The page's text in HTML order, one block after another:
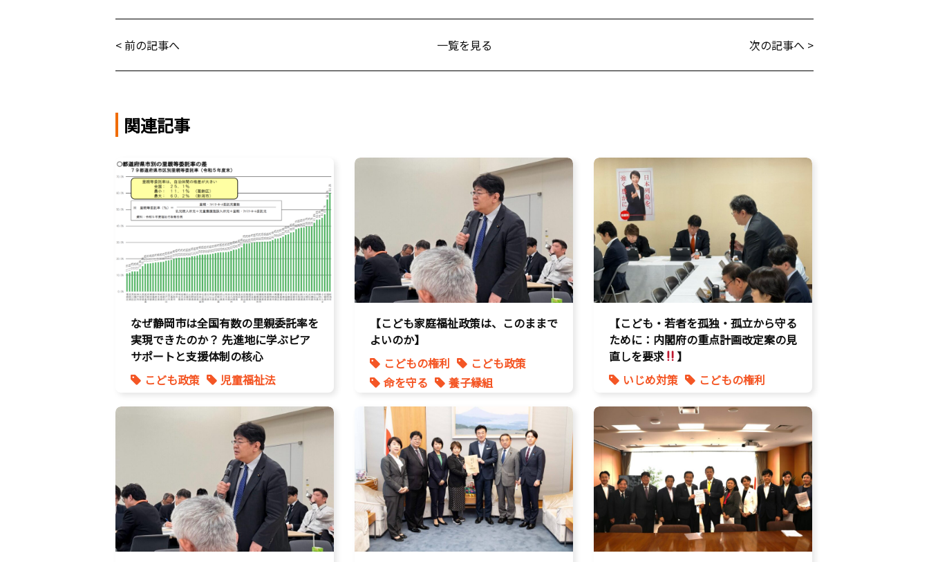
< 前の記事へ 一覧を見る 次の記事へ >
関連記事
なぜ静岡市は全国有数の里親委託率を
実現できたのか？ 先進地に学ぶピア
サポートと支援体制の核心
こども政策
児童福祉法
【こども家庭福祉政策は、このままで
よいのか】
こどもの権利
こども政策
命を守る
養子縁組
【こども・若者を孤独・孤立から守る
ために：内閣府の重点計画改定案の見
直しを要求
】
いじめ対策
こどもの権利
命を守る
子育て支援拡充
孤独孤立対策
将来不安
自民党